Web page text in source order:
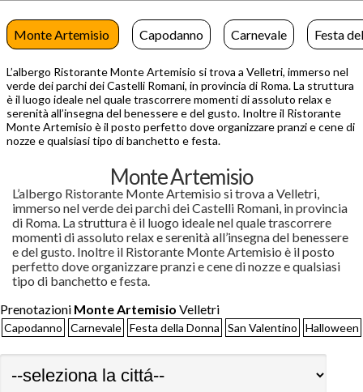
Monte Artemisio Capodanno Carnevale Festa
L’albergo Ristorante Monte Artemisio si trova a Velletri, immerso nel
verde dei parchi dei Castelli Romani, in provincia di Roma. La struttura
è il luogo ideale nel quale trascorrere momenti di assoluto relax e
serenità all’insegna del benessere e del gusto. Inoltre il Ristorante
Monte Artemisio è il posto perfetto dove organizzare pranzi e cene di
nozze e qualsiasi tipo di banchetto e festa.
Monte Artemisio
L’albergo Ristorante Monte Artemisio si trova a Velletri,
immerso nel verde dei parchi dei Castelli Romani, in provincia
di Roma. La struttura è il luogo ideale nel quale trascorrere
momenti di assoluto relax e serenità all’insegna del benessere
e del gusto. Inoltre il Ristorante Monte Artemisio è il posto
perfetto dove organizzare pranzi e cene di nozze e qualsiasi
tipo di banchetto e festa.
Prenotazioni Monte Artemisio Velletri
Capodanno Carnevale Festa della Donna San Valentino Halloween